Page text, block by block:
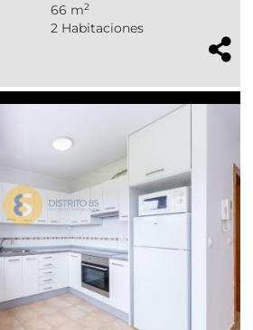
66 m2
2 Habitaciones